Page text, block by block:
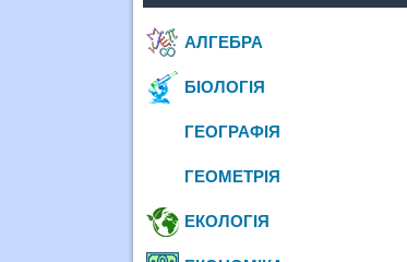
АЛГЕБРА
БІОЛОГІЯ
ГЕОГРАФІЯ
ГЕОМЕТРІЯ
ЕКОЛОГІЯ